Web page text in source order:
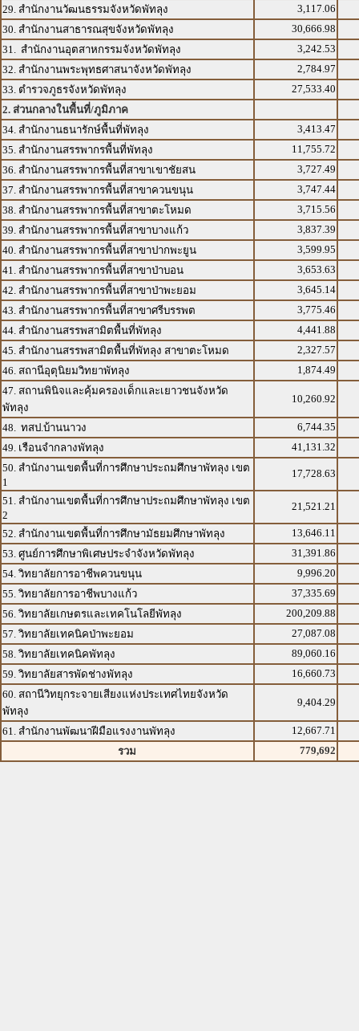
29. สำนักงานวัฒนธรรมจังหวัดพัทลุง
3,117.06
30. สำนักงานสาธารณสุขจังหวัดพัทลุง
30,666.98
31. สำนักงานอุตสาหกรรมจังหวัดพัทลุง
3,242.53
32. สำนักงานพระพุทธศาสนาจังหวัดพัทลุง
2,784.97
33. ตำรวจภูธรจังหวัดพัทลุง
27,533.40
2. ส่วนกลางในพื้นที่/ภูมิภาค
34. สำนักงานธนารักษ์พื้นที่พัทลุง
3,413.47
35. สำนักงานสรรพากรพื้นที่พัทลุง
11,755.72
36. สำนักงานสรรพากรพื้นที่สาขาเขาชัยสน
3,727.49
37. สำนักงานสรรพากรพื้นที่สาขาควนขนุน
3,747.44
38. สำนักงานสรรพากรพื้นที่สาขาตะโหมด
3,715.56
39. สำนักงานสรรพากรพื้นที่สาขาบางแก้ว
3,837.39
40. สำนักงานสรรพากรพื้นที่สาขาปากพะยูน
3,599.95
41. สำนักงานสรรพากรพื้นที่สาขาป่าบอน
3,653.63
42. สำนักงานสรรพากรพื้นที่สาขาป่าพะยอม
3,645.14
43. สำนักงานสรรพากรพื้นที่สาขาศรีบรรพต
3,775.46
44. สำนักงานสรรพสามิตพื้นที่พัทลุง
4,441.88
45. สำนักงานสรรพสามิตพื้นที่พัทลุง สาขาตะโหมด
2,327.57
46. สถานีอุตุนิยมวิทยาพัทลุง
1,874.49
47. สถานพินิจและคุ้มครองเด็กและเยาวชนจังหวัด
พัทลุง
10,260.92
48. ทสป.บ้านนาวง
6,744.35
49. เรือนจำกลางพัทลุง
41,131.32
50. สำนักงานเขตพื้นที่การศึกษาประถมศึกษาพัทลุง เขต
1
17,728.63
51. สำนักงานเขตพื้นที่การศึกษาประถมศึกษาพัทลุง เขต
2
21,521.21
52. สำนักงานเขตพื้นที่การศึกษามัธยมศึกษาพัทลุง
13,646.11
53. ศูนย์การศึกษาพิเศษประจำจังหวัดพัทลุง
31,391.86
54. วิทยาลัยการอาชีพควนขนุน
9,996.20
55. วิทยาลัยการอาชีพบางแก้ว
37,335.69
56. วิทยาลัยเกษตรและเทคโนโลยีพัทลุง
200,209.88
57. วิทยาลัยเทคนิคป่าพะยอม
27,087.08
58. วิทยาลัยเทคนิคพัทลุง
89,060.16
59. วิทยาลัยสารพัดช่างพัทลุง
16,660.73
60. สถานีวิทยุกระจายเสียงแห่งประเทศไทยจังหวัด
พัทลุง
9,404.29
61. สำนักงานพัฒนาฝีมือแรงงานพัทลุง
12,667.71
รวม
779,692